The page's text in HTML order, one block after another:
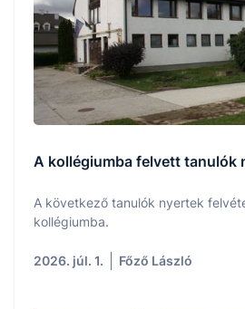
A kollégiumba felvett tanulók
A következő tanulók nyertek
kollégiumba.
2026. júl. 1. Főző László